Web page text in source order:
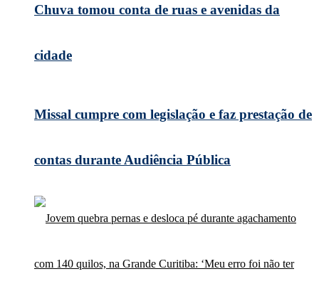
Chuva tomou conta de ruas e avenidas da
cidade
Missal cumpre com legislação e faz prestação de
contas durante Audiência Pública